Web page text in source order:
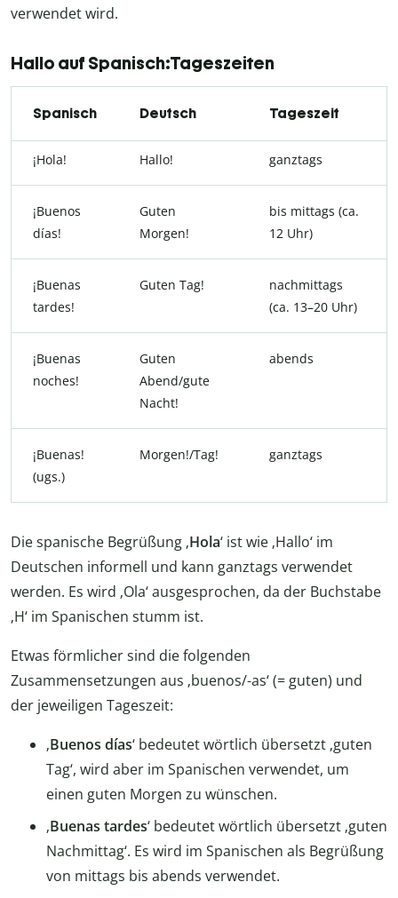
verwendet wird.
Hallo auf Spanisch:Tageszeiten
Spanisch Deutsch Tageszeit
¡Hola! Hallo! ganztags
¡Buenos
días!
Guten
Morgen!
bis mittags (ca.
12 Uhr)
¡Buenas
tardes!
Guten Tag!
nachmittags
(ca. 13–20 Uhr)
¡Buenas
noches!
Guten
Abend/gute
Nacht!
abends
¡Buenas!
(ugs.)
Morgen!/Tag! ganztags
Die spanische Begrüßung ‚Hola‘ ist wie ‚Hallo‘ im
Deutschen informell und kann ganztags verwendet
werden. Es wird ‚Ola‘ ausgesprochen, da der Buchstabe
‚H‘ im Spanischen stumm ist.
Etwas förmlicher sind die folgenden
Zusammensetzungen aus ‚buenos/-as‘ (= guten) und
der jeweiligen Tageszeit:
‚Buenos días‘ bedeutet wörtlich übersetzt ‚guten
Tag‘, wird aber im Spanischen verwendet, um
einen guten Morgen zu wünschen.
‚Buenas tardes‘ bedeutet wörtlich übersetzt ‚guten
Nachmittag‘. Es wird im Spanischen als Begrüßung
von mittags bis abends verwendet.